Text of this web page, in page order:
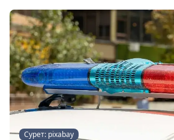
Сурет: pixabay